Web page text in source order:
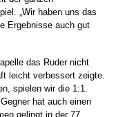
„Wir haben uns das
Ergebnisse auch gut
das Ruder nicht
leicht verbessert zeigte.
spielen wir die 1:1.
hat auch einen
gelingt in der 77.